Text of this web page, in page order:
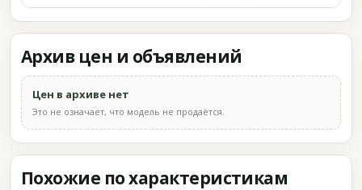
Архив цен и объявлений
Цен в архиве нет
Это не означает, что модель не продаётся.
Похожие по характеристикам